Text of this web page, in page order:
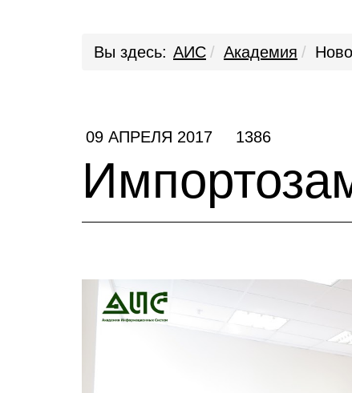
Вы здесь: АИС Академия
09 АПРЕЛЯ 2017 1386